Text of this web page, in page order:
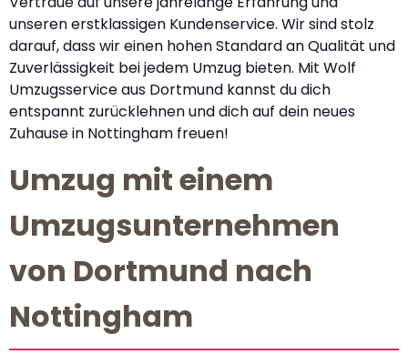
unseren erstklassigen Kundenservice. Wir sind stolz
darauf, dass wir einen hohen Standard an Qualität und
Zuverlässigkeit bei jedem Umzug bieten. Mit Wolf
Umzugsservice aus Dortmund kannst du dich
entspannt zurücklehnen und dich auf dein neues
Zuhause in Nottingham freuen!
Umzug mit einem
Umzugsunternehmen
von Dortmund nach
Nottingham